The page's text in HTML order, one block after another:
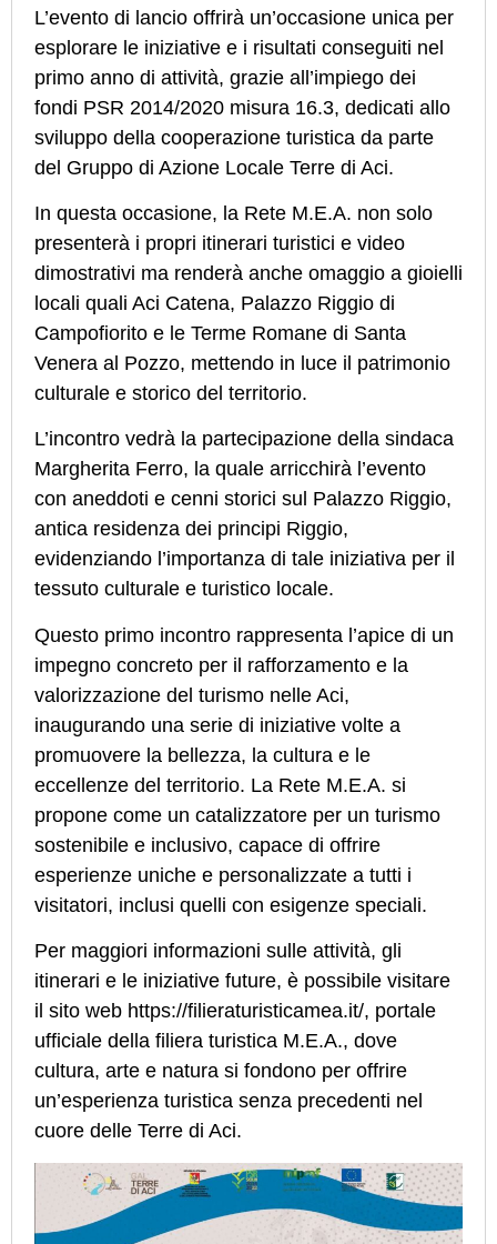
L’evento di lancio offrirà un’occasione unica per
esplorare le iniziative e i risultati conseguiti nel
primo anno di attività, grazie all’impiego dei
fondi PSR 2014/2020 misura 16.3, dedicati allo
sviluppo della cooperazione turistica da parte
del Gruppo di Azione Locale Terre di Aci.
In questa occasione, la Rete M.E.A. non solo
presenterà i propri itinerari turistici e video
dimostrativi ma renderà anche omaggio a gioielli
locali quali Aci Catena, Palazzo Riggio di
Campofiorito e le Terme Romane di Santa
Venera al Pozzo, mettendo in luce il patrimonio
culturale e storico del territorio.
L’incontro vedrà la partecipazione della sindaca
Margherita Ferro, la quale arricchirà l’evento
con aneddoti e cenni storici sul Palazzo Riggio,
antica residenza dei principi Riggio,
evidenziando l’importanza di tale iniziativa per il
tessuto culturale e turistico locale.
Questo primo incontro rappresenta l’apice di un
impegno concreto per il rafforzamento e la
valorizzazione del turismo nelle Aci,
inaugurando una serie di iniziative volte a
promuovere la bellezza, la cultura e le
eccellenze del territorio. La Rete M.E.A. si
propone come un catalizzatore per un turismo
sostenibile e inclusivo, capace di offrire
esperienze uniche e personalizzate a tutti i
visitatori, inclusi quelli con esigenze speciali.
Per maggiori informazioni sulle attività, gli
itinerari e le iniziative future, è possibile visitare
il sito web https://filieraturisticamea.it/, portale
ufficiale della filiera turistica M.E.A., dove
cultura, arte e natura si fondono per offrire
un’esperienza turistica senza precedenti nel
cuore delle Terre di Aci.